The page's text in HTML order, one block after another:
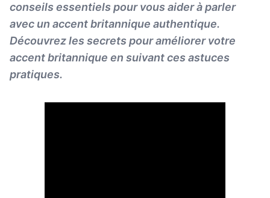
conseils essentiels pour vous aider à parler
avec un accent britannique authentique.
Découvrez les secrets pour améliorer votre
accent britannique en suivant ces astuces
pratiques.